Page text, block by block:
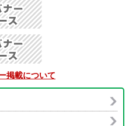
掲載について